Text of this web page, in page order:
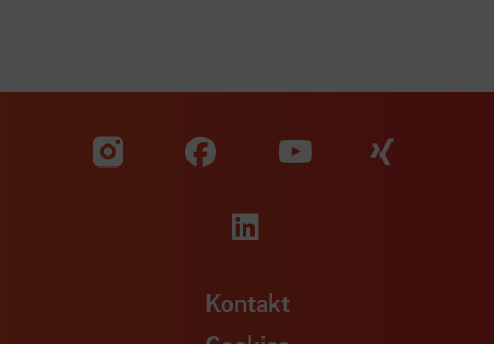
Zu unserer Facebook
Zu
Zu unserer
Kontakt